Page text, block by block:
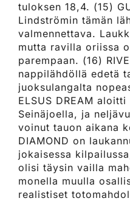
tuloksen 18,4. (15)
Lindströmin tämän
valmennettava.
mutta ravilla oriissa
parempaan. (16)
nappilähdöllä edetä
juoksulangalta
ELSUS DREAM
Seinäjoella, ja
voinut tauon aikana
DIAMOND on
jokaisessa
olisi täysin vailla
monella muulla
realistiset